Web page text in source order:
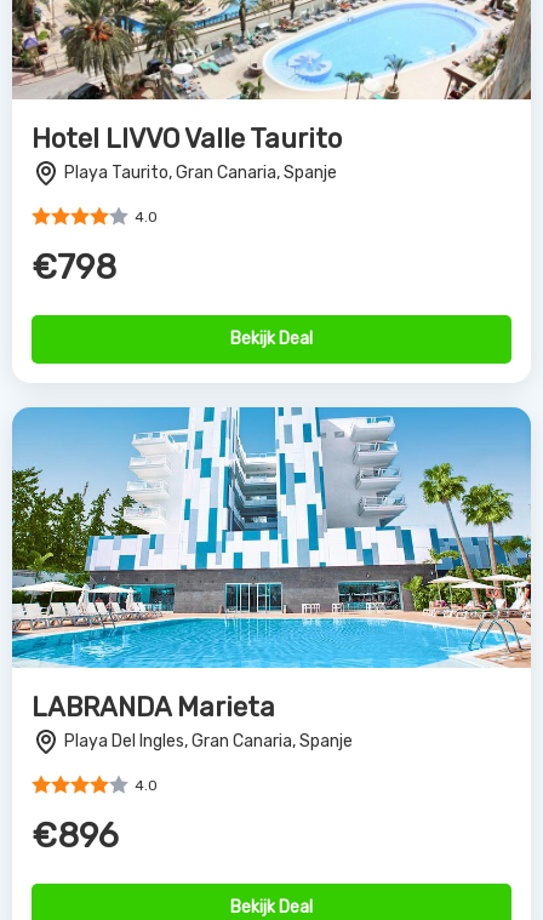
Hotel LIVVO Valle Taurito
Playa Taurito, Gran Canaria, Spanje
4.0
€798
Bekijk Deal
LABRANDA Marieta
Playa Del Ingles, Gran Canaria, Spanje
4.0
€896
Bekijk Deal